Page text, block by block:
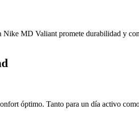
MD Valiant promete durabilidad y
óptimo. Tanto para un día activo